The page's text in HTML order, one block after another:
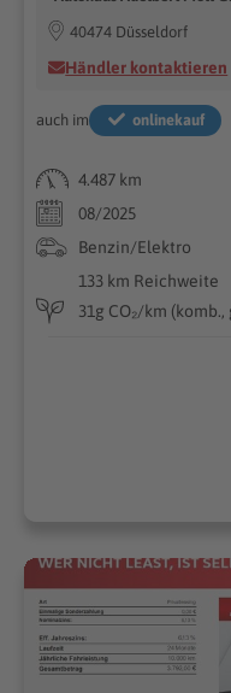
40474 Düsseldorf
Händler kontaktieren
auch im onlinekauf
4.487 km
08/2025
Benzin/Elektro
133 km Reichweite
31g CO₂/km